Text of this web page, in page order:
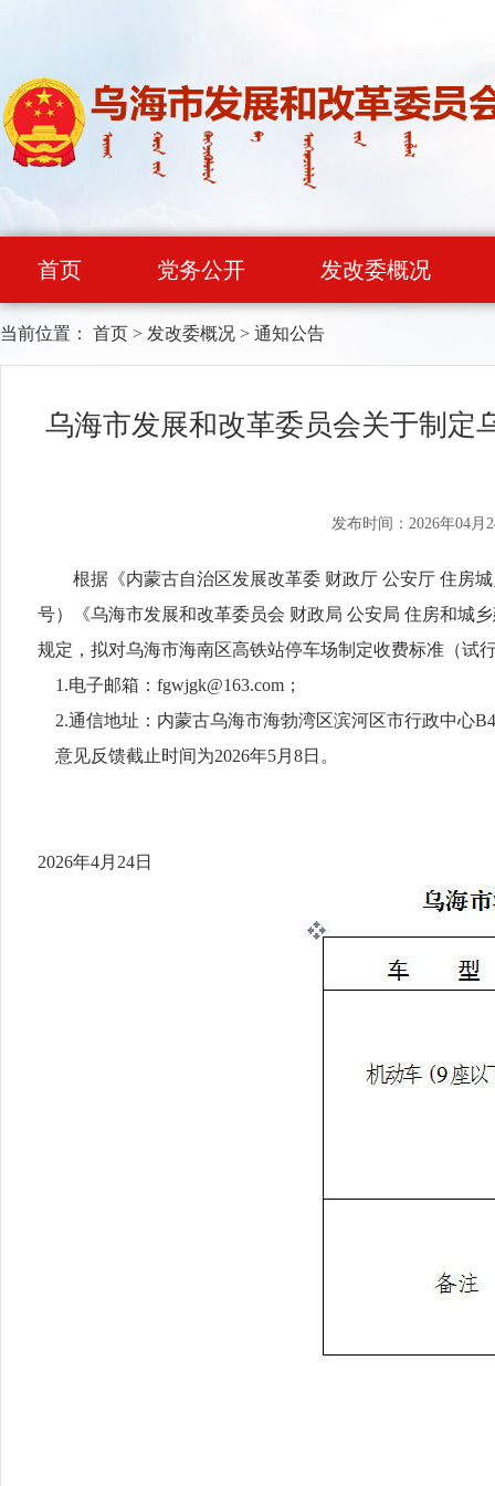
首页 党务公开 发改委概况
当前位置： 首页 > 发改委概况 > 通知公告
乌海市发展和改革委员会关于制定
发布时间：2026年04月
根据《内蒙古自治区发展改革委 财政厅 公安厅 住房城
号）《乌海市发展和改革委员会 财政局 公安局 住房和城
规定，拟对乌海市海南区高铁站停车场制定收费标准（试
1.电子邮箱：fgwjgk@163.com；
2.通信地址：内蒙古乌海市海勃湾区滨河区市行政中心
意见反馈截止时间为2026年5月8日。
2026年4月24日